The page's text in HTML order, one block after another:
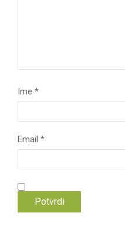
Ime *
Email *